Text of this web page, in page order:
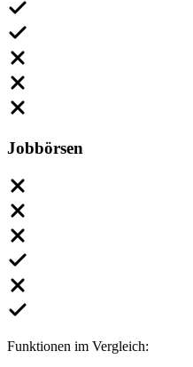
Jobbörsen
Funktionen im Vergleich: